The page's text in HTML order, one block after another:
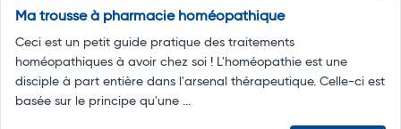
Ma trousse à pharmacie homéopathique
Ceci est un petit guide pratique des traitements
homéopathiques à avoir chez soi ! L'homéopathie est une
disciple à part entière dans l'arsenal thérapeutique. Celle-ci est
basée sur le principe qu'une ...